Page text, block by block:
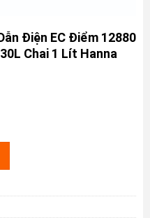
Điện EC Điểm 12880
Chai 1 Lít Hanna
EC Điểm 12880 µS/